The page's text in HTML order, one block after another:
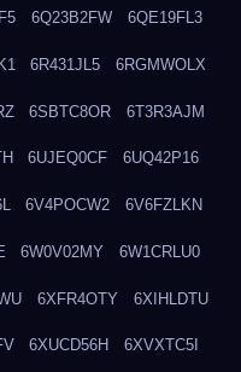
6Q23B2FW 6QE19FL3
6R431JL5 6RGMWOLX
6SBTC8OR 6T3R3AJM
6UJEQ0CF 6UQ42P16
6V4POCW2 6V6FZLKN
6W0V02MY 6W1CRLU0
6XFR4OTY 6XIHLDTU
6XUCD56H 6XVXTC5I